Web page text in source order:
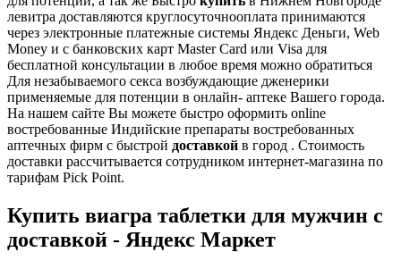
левитра доставляются круглосуточнооплата принимаются
через электронные платежные системы Яндекс Деньги, Web
Money и с банковских карт Master Card или Visa для
бесплатной консультации в любое время можно обратиться
Для незабываемого секса возбуждающие дженерики
применяемые для потенции в онлайн- аптеке Вашего города.
На нашем сайте Вы можете быстро оформить online
востребованные Индийские препараты востребованных
аптечных фирм с быстрой доставкой в город . Стоимость
доставки рассчитывается сотрудником интернет-магазина по
тарифам Pick Point.
Купить виагра таблетки для мужчин с
доставкой - Яндекс Маркет